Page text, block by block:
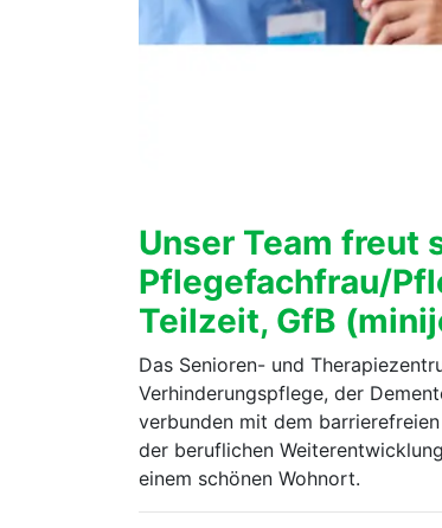
Unser Team freut
Pflegefachfrau/
Teilzeit, GfB
Das Senioren- und
Verhinderungspflege, der
verbunden mit dem
der beruflichen
einem schönen Wohnort.